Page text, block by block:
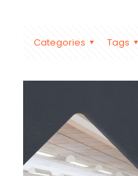
Categories Tags